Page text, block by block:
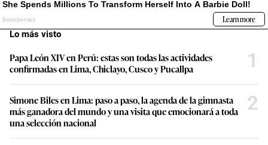
Lo más visto
Papa León XIV en Perú: estas son todas las actividades
confirmadas en Lima, Chiclayo, Cusco y Pucallpa
1
Simone Biles en Lima: paso a paso, la agenda de la gimnasta
más ganadora del mundo y una visita que emocionará a toda
una selección nacional
2